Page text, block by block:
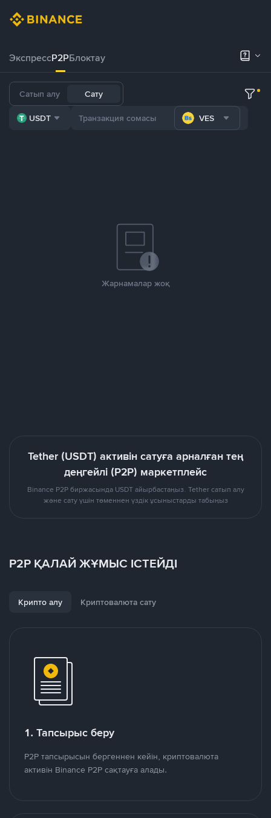
ЭкспрессP2PБлоктау
Сатып алу Сату
USDT VES
Жарнамалар жоқ
Tether (USDT) активін сатуға арналған тең
деңгейлі (P2P) маркетплейс
Binance P2P биржасында USDT айырбастаңыз. Tether сатып алу
және сату үшін төменнен үздік ұсыныстарды табыңыз
P2P ҚАЛАЙ ЖҰМЫС ІСТЕЙДІ
Крипто алу Криптовалюта сату
1. Тапсырыс беру
P2P тапсырысын бергеннен кейін, криптовалюта
активін Binance P2P сақтауға алады.